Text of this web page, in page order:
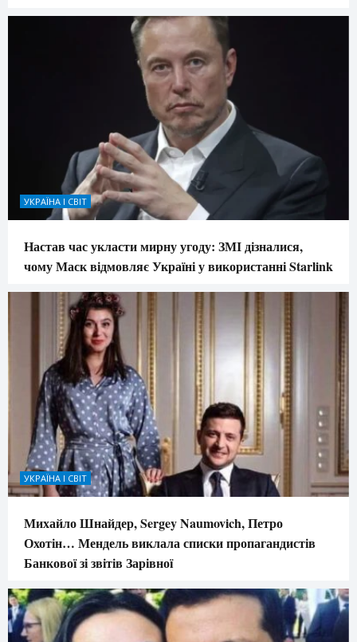
УКРАЇНА І СВІТ
Настав час укласти мирну угоду: ЗМІ дізналися,
чому Маск відмовляє Україні у використанні Starlink
УКРАЇНА І СВІТ
Михайло Шнайдер, Sergey Naumovich, Петро
Охотін… Мендель виклала списки пропагандистів
Банкової зі звітів Зарівної